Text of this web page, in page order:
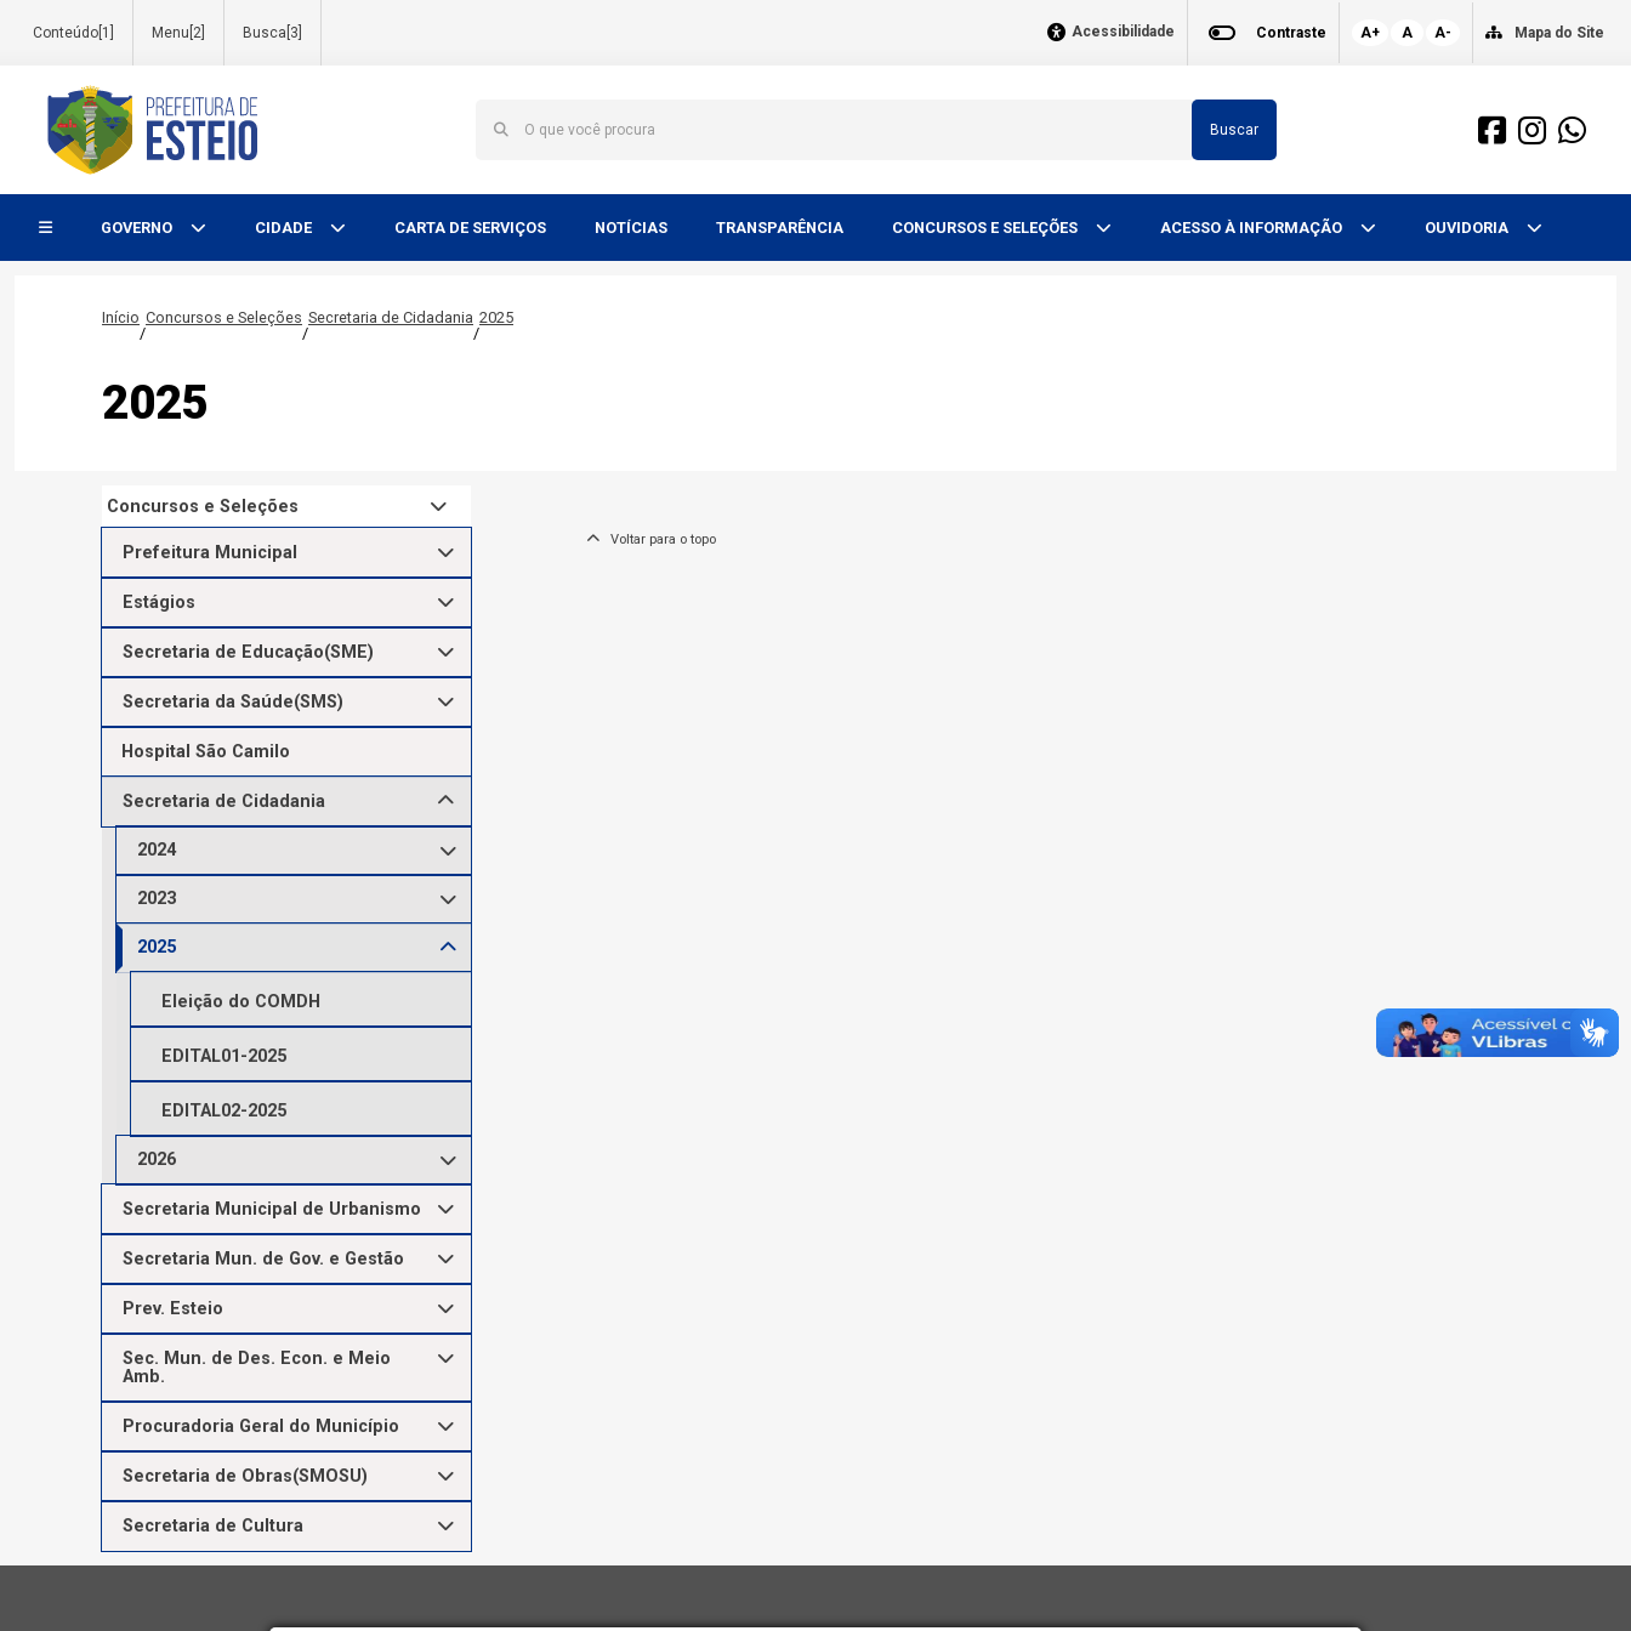
Conteúdo[1] Menu[2] Busca[3] Acessibilidade Contraste A+ A A- Mapa do Site
Buscar
GOVERNO CIDADE CARTA DE SERVIÇOS NOTÍCIAS TRANSPARÊNCIA CONCURSOS E SELEÇÕES ACESSO À INFORMAÇÃO OUVIDORIA
Início
/
Concursos e Seleções
/
Secretaria de Cidadania
/
2025
2025
Concursos e Seleções
Prefeitura Municipal
Estágios
Secretaria de Educação(SME)
Secretaria da Saúde(SMS)
Hospital São Camilo
Secretaria de Cidadania
2024
2023
2025
Eleição do COMDH
EDITAL01-2025
EDITAL02-2025
2026
Secretaria Municipal de Urbanismo
Secretaria Mun. de Gov. e Gestão
Prev. Esteio
Sec. Mun. de Des. Econ. e Meio
Amb.
Procuradoria Geral do Município
Secretaria de Obras(SMOSU)
Secretaria de Cultura
Voltar para o topo